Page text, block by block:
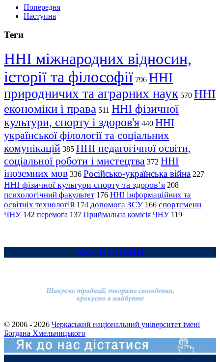
Попередня
Наступна
Теги
ННІ міжнародних відносин,
історії та філософії 796 ННІ
природничих та аграрних наук 570 ННІ
економіки і права 511 ННІ фізичної
культури, спорту і здоров'я 440 ННІ
української філології та соціальних
комунікацій 385 ННІ педагогічної освіти,
соціальної роботи і мистецтва 372 ННІ
іноземних мов 336 Російсько-українська війна 227
ННІ фізичної культури спорту та здоров’я 208
психологічний факультет 176 ННІ інформаційних та
освітніх технологій 174 допомога ЗСУ 166 спортсмени
ЧНУ 142 перемога 137 Приймальна комісія ЧНУ 119
АРХІВ НОВИН
© 2006 - 2026 Черкаський національний університет імені
Богдана Хмельницького